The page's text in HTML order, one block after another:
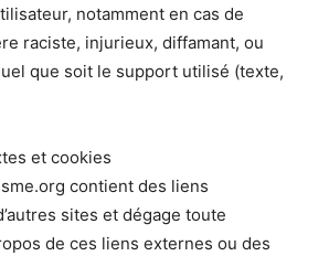
notamment en cas de
raciste, injurieux, diffamant, ou
que soit le support utilisé (texte,
et cookies
contient des liens
sites et dégage toute
de ces liens externes ou des